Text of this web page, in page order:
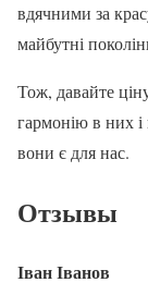
вдячними за
майбутні
Тож, давайте
гармонію в них і
вони є для нас.
Отзывы
Іван Іванов